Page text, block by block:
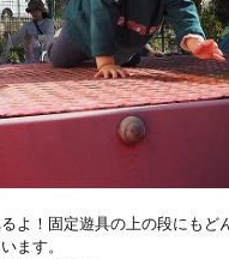
よ！固定遊具の上の段にもど
ます。